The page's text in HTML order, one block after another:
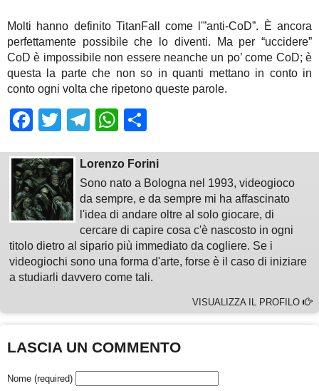
Molti hanno definito TitanFall come l'”anti-CoD”. È ancora
perfettamente possibile che lo diventi. Ma per “uccidere”
CoD è impossibile non essere neanche un po’ come CoD; è
questa la parte che non so in quanti mettano in conto in
conto ogni volta che ripetono queste parole.
Facebook
TwitterTelegram
WhatsApp
Lorenzo Forini
Sono nato a Bologna nel 1993, videogioco
da sempre, e da sempre mi ha affascinato
l'idea di andare oltre al solo giocare, di
cercare di capire cosa c'è nascosto in ogni
titolo dietro al sipario più immediato da cogliere. Se i
videogiochi sono una forma d'arte, forse è il caso di iniziare
a studiarli davvero come tali.
VISUALIZZA IL PROFILO
LASCIA UN COMMENTO
Nome (required)